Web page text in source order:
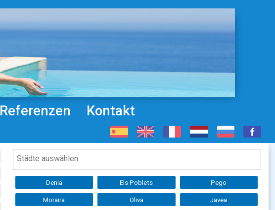
Referenzen Kontakt
Denia Els Poblets Pego
Moraira Oliva Javea